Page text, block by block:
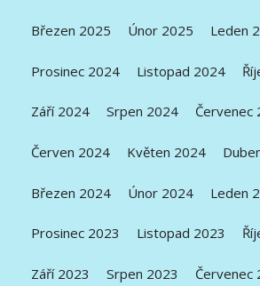
Březen 2025 Únor 2025 Leden
Prosinec 2024 Listopad 2024
Září 2024 Srpen 2024 Červenec
Červen 2024 Květen 2024
Březen 2024 Únor 2024 Leden
Prosinec 2023 Listopad 2023
Září 2023 Srpen 2023 Červenec